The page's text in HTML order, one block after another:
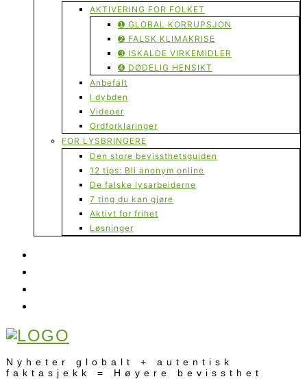
AKTIVERING FOR FOLKET
➊ GLOBAL KORRUPSJON
➋ FALSK KLIMAKRISE
➌ ISKALDE VIRKEMIDLER
➍ DØDELIG HENSIKT
Anbefalt
I dybden
Videoer
Ordforklaringer
FOR LYSBRINGERE
Den store bevissthetsguiden
12 tips: Bli anonym online
De falske lysarbeiderne
7 ting du kan gjøre
Aktivt for frihet
Løsninger
Nyheter globalt + autentisk
faktasjekk = Høyere bevissthet